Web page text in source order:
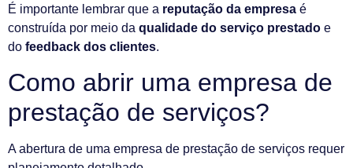
É importante lembrar que a reputação da empresa é
construída por meio da qualidade do serviço prestado e
do feedback dos clientes.
Como abrir uma empresa de
prestação de serviços?
A abertura de uma empresa de prestação de serviços requer